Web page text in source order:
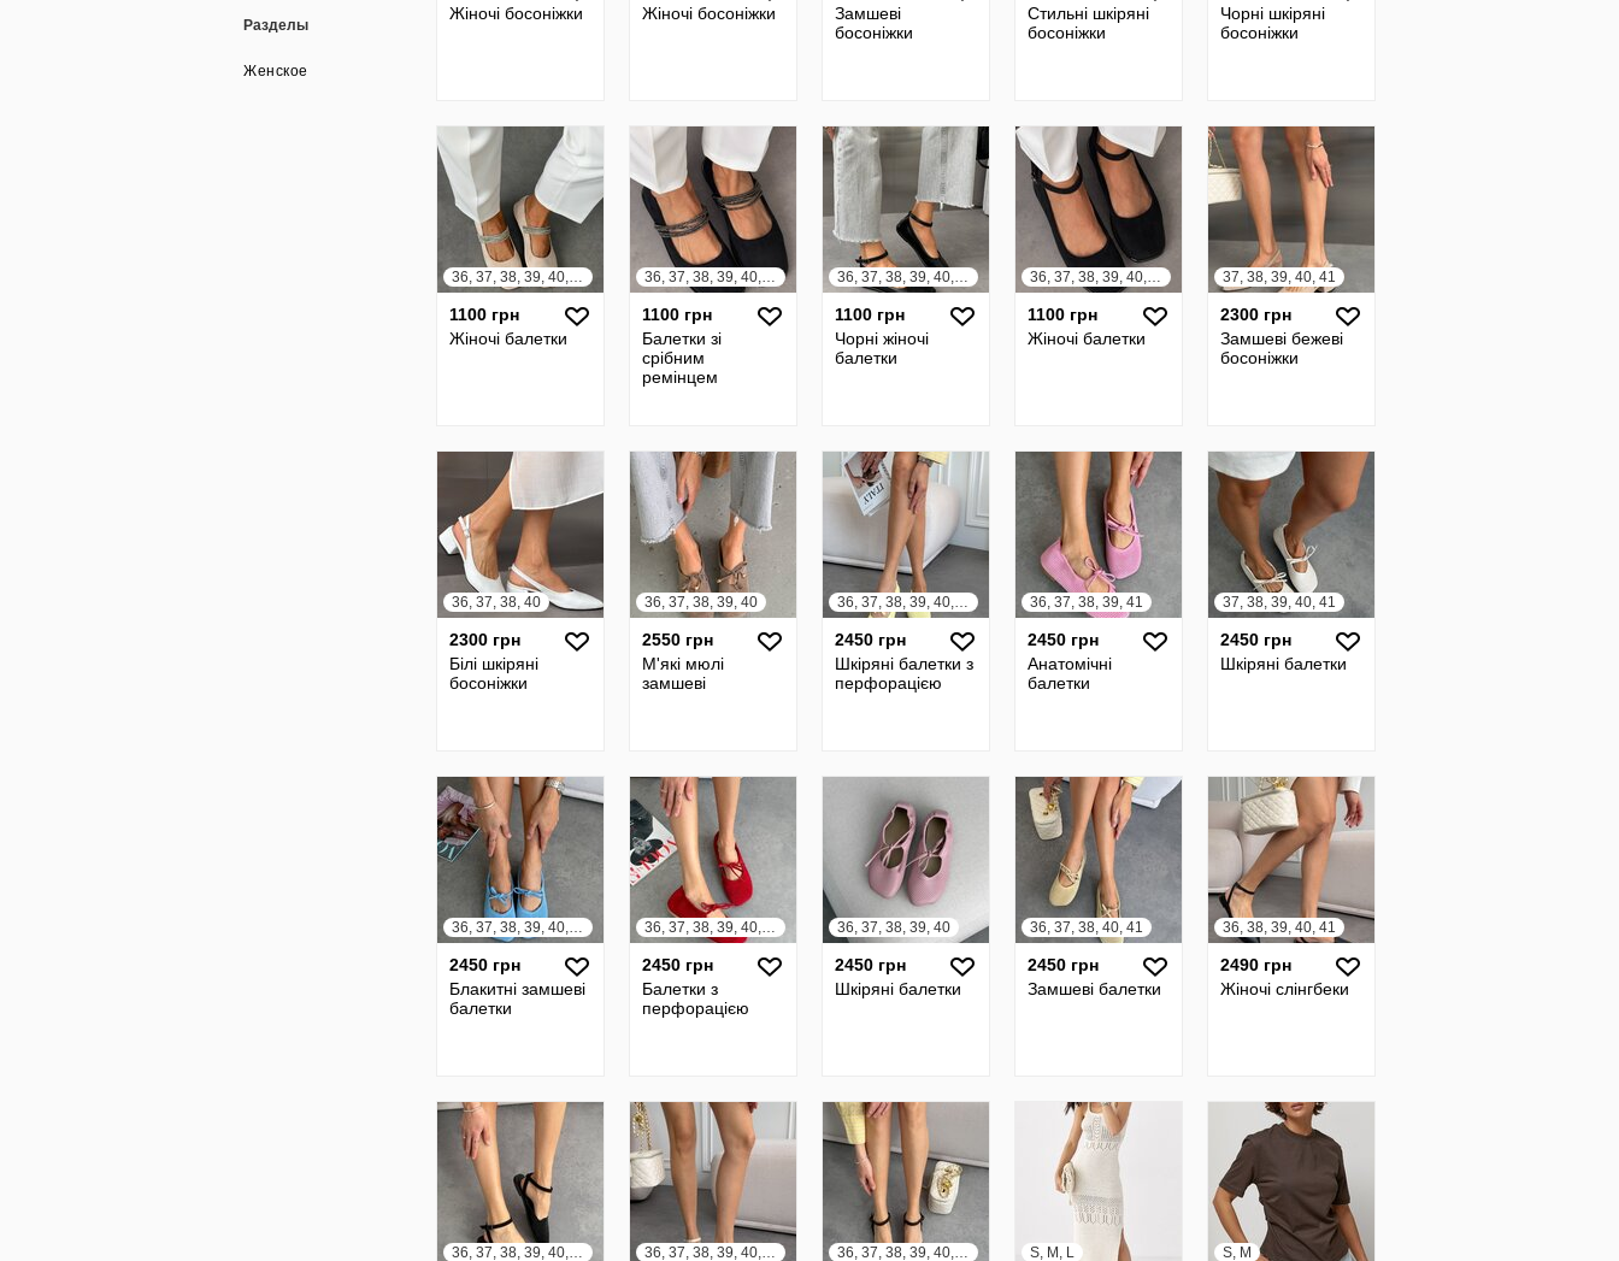
Разделы
Женское
Жіночі босоніжки
Жіночі босоніжки
Замшеві
босоніжки
Стильні шкіряні
босоніжки
Чорні шкіряні
босоніжки
1100 грн
Жіночі балетки
1100 грн
Балетки зі
срібним
ремінцем
1100 грн
Чорні жіночі
балетки
1100 грн
Жіночі балетки
37, 38, 39, 40, 41
2300 грн
Замшеві бежеві
босоніжки
36, 37, 38, 40
2300 грн
Білі шкіряні
босоніжки
36, 37, 38, 39, 40
2550 грн
М'які мюлі
замшеві
2450 грн
Шкіряні балетки з
перфорацією
36, 37, 38, 39, 41
2450 грн
Анатомічні
балетки
37, 38, 39, 40, 41
2450 грн
Шкіряні балетки
2450 грн
Блакитні замшеві
балетки
2450 грн
Балетки з
перфорацією
36, 37, 38, 39, 40
2450 грн
Шкіряні балетки
36, 37, 38, 40, 41
2450 грн
Замшеві балетки
36, 38, 39, 40, 41
2490 грн
Жіночі слінгбеки
S, M, L S, M